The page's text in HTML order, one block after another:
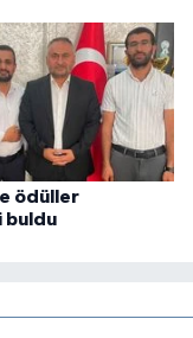
ödüller
buldu